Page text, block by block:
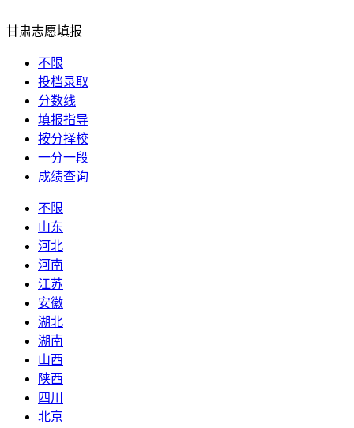
甘肃志愿填报
不限
投档录取
分数线
填报指导
按分择校
一分一段
成绩查询
不限
山东
河北
河南
江苏
安徽
湖北
湖南
山西
陕西
四川
北京